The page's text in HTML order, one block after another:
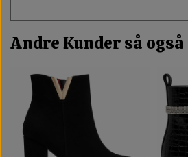
Andre Kunder så også